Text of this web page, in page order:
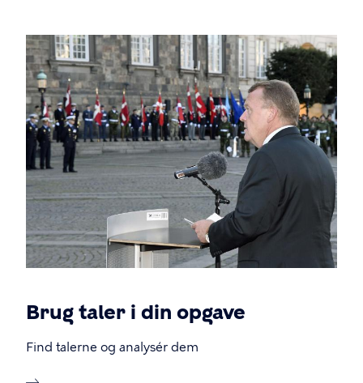
Brug taler i din opgave
Find talerne og analysér dem